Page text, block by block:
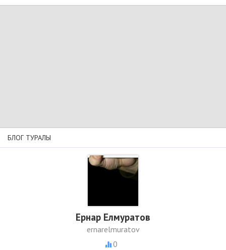
БЛОГ ТУРАЛЫ
Ернар Елмуратов
ernarelmuratov
0